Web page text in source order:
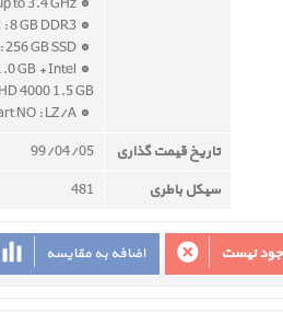
to 3.4 GHz
: 8 GB DDR3
256 GB SSD
GB + Intel
HD 4000 1.5 GB
NO : LZ/A
تاریخ قیمت گذاری
99/04/05
سیکل باطری
481
اضافه به مقایسه نیست